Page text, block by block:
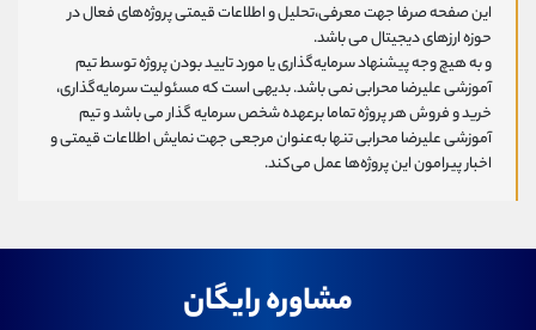
این صفحه صرفا جهت معرفی،تحلیل و اطلاعات قیمتی پروژه‌های فعال در
حوزه ارزهای دیجیتال می باشد.
و به هیچ وجه پیشنهاد سرمایه‌گذاری یا مورد تایید بودن پروژه توسط تیم
آموزشی علیرضا محرابی نمی باشد. بدیهی است که مسئولیت سرمایه‌گذاری،
خرید و فروش هر پروژه تماما برعهده شخص سرمایه گذار می باشد و تیم
آموزشی علیرضا محرابی تنها به‌عنوان مرجعی جهت نمایش اطلاعات قیمتی و
اخبار پیرامون این پروژه‌‌ها عمل می‌کند.
مشاوره رایگان